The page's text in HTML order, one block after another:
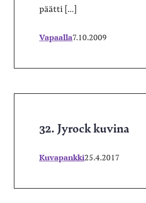
päätti […]
Vapaalla7.10.2009
32. Jyrock kuvina
Kuvapankki25.4.2017